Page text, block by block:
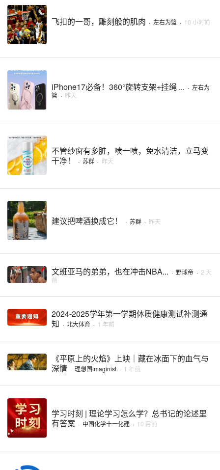
飞扣的一哥，雕刻般的肌肉 · 左右为篮 · 10 小时前
iPhone17必备！360°旋转支架+挂绳 ... · 左右为
篮 · 昨天
不管纱窗有多脏，喷一喷，免水清洁，立马变
干净！
· 苏群 · 昨天
建议把啤酒换成它！ · 苏群 · 昨天
文班亚马的弟弟，也在冲击NBA... · 野球帝 · 2 天
前
2024-2025学年第一学期体质健康测试补测通
知 · 北大体育 · 1 年前
《平原上的火焰》上映｜藏在冰面下的血气与
深情 · 理想国imaginist · 1 年前
学习时刻 | 理论学习怎么学？总书记的论述里
有答案 · 中国化学十一化建 · 10 月前